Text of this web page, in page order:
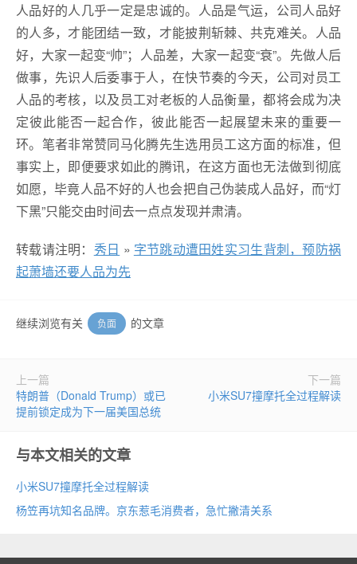
人品好的人几乎一定是忠诚的。人品是气运，公司人品好
的人多，才能团结一致，才能披荆斩棘、共克难关。人品
好，大家一起变“帅”；人品差，大家一起变“衰”。先做人后
做事，先识人后委事于人，在快节奏的今天，公司对员工
人品的考核，以及员工对老板的人品衡量，都将会成为决
定彼此能否一起合作，彼此能否一起展望未来的重要一
环。笔者非常赞同马化腾先生选用员工这方面的标准，但
事实上，即便要求如此的腾讯，在这方面也无法做到彻底
如愿，毕竟人品不好的人也会把自己伪装成人品好，而“灯
下黑”只能交由时间去一点点发现并肃清。
转载请注明： 秀日 » 字节跳动遭田姓实习生背刺，预防祸
起萧墙还要人品为先
继续浏览有关 负面 的文章
上一篇
特朗普（Donald Trump）或已
提前锁定成为下一届美国总统
下一篇
小米SU7撞摩托全过程解读
与本文相关的文章
小米SU7撞摩托全过程解读
杨笠再坑知名品牌。京东惹毛消费者，急忙撇清关系